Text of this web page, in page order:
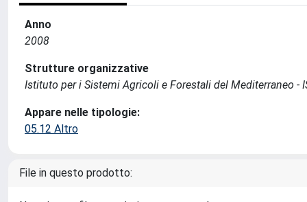
Anno
2008
Strutture organizzative
Istituto per i Sistemi Agricoli e Forestali del Mediterraneo -
Appare nelle tipologie:
05.12 Altro
File in questo prodotto: